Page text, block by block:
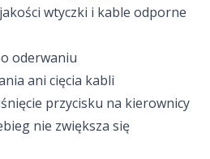
wtyczki i kable odporne
oderwaniu
ani cięcia kabli
przycisku na kierownicy
nie zwiększa się